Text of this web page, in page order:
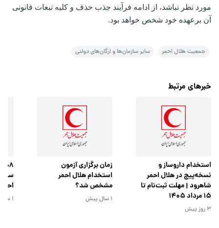
مورد نظر نباشد، از ادامه فرآیند جذب حذف و کلیه تبعات قانونی
آن برعهده خود شخص خواهد بود.
جمعیت هلال احمر سایر سازمان‌ها و ارگان‌های دولتی
خبرهای مرتبط
استخدام داروساز و
نسخه‌پیچ در هلال احمر
شاهرود | مهلت ثبت‌نام تا
15 مرداد 1405
3 روز پیش
زمان برگزاری آزمون
استخدام هلال احمر
مشخص شد؟
1 سال پیش
احمر
1 سال پیش